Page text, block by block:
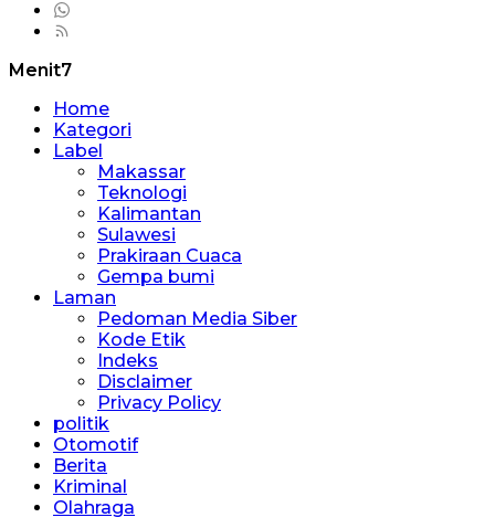
Menit7
Home
Kategori
Label
Makassar
Teknologi
Kalimantan
Sulawesi
Prakiraan Cuaca
Gempa bumi
Laman
Pedoman Media Siber
Kode Etik
Indeks
Disclaimer
Privacy Policy
politik
Otomotif
Berita
Kriminal
Olahraga